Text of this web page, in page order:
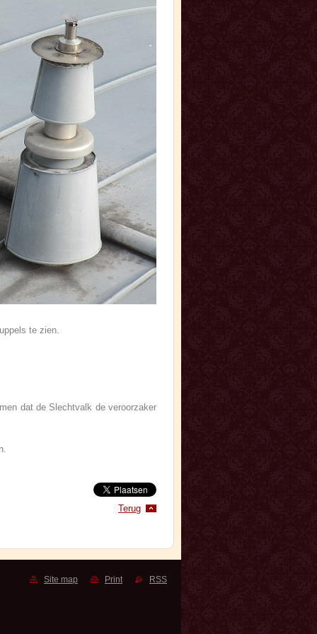
te zien.
dat de Slechtvalk de veroorzaker
Terug
Site map Print RSS